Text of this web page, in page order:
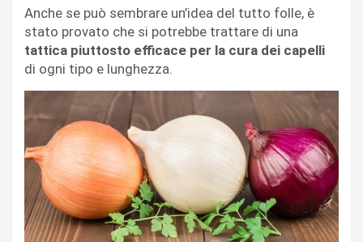
Anche se può sembrare un’idea del tutto folle, è
stato provato che si potrebbe trattare di una
tattica piuttosto efficace per la cura dei capelli
di ogni tipo e lunghezza.